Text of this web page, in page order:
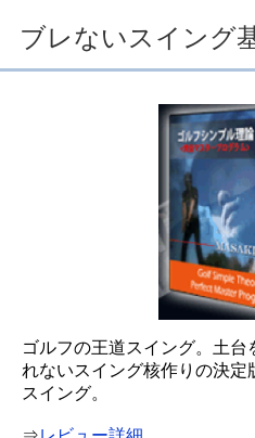
ブレないスイング
ゴルフの王道スイング。土
れないスイング核作りの決定
スイング。